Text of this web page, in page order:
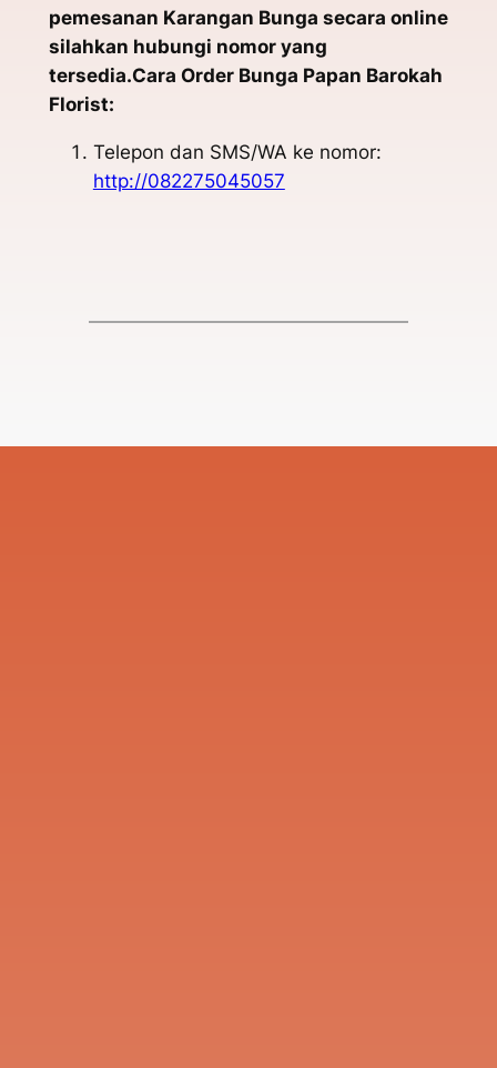
pemesanan Karangan Bunga secara online
silahkan hubungi nomor yang
tersedia.Cara Order Bunga Papan Barokah
Florist:
Telepon dan SMS/WA ke nomor:
http://082275045057